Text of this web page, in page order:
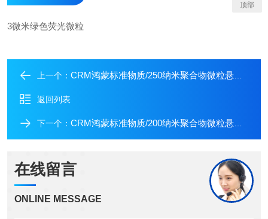
3微米绿色荧光微粒
上一个： CRM鸿蒙标准物质/250纳米聚合物微粒悬浮液
返回列表
下一个： CRM鸿蒙标准物质/200纳米聚合物微粒悬浮液
在线留言
ONLINE MESSAGE
顶部